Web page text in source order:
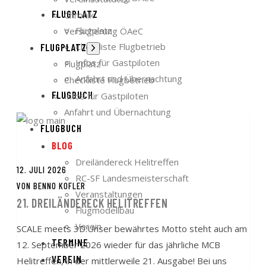
FLUGPLATZ
Flugplatz
Checkliste Flugbetrieb
Infos für Gastpiloten
Anfahrt und Übernachtung
FLUGBUCH
BLOG
Dreiländereck Helitreffen
RC-SF Landesmeisterschaft
Veranstaltungen
Flugmodellbau
Verein
TERMINE
VEREIN
Chronik
Versicherung ÖAeC
FLUGPLATZ Untermenü
anzeigen
Flugplatz
Checkliste Flugbetrieb
Infos für Gastpiloten
Anfahrt und Übernachtung
FLUGBUCH
12. JULI 2026
VON BENNO KOFLER
21. DREILÄNDERECK HELITREFFEN
SCALE meets 3D:Unser bewährtes Motto steht auch am
12. September 2026 wieder für das jährliche MCB
Helitreffen, in der mittlerweile 21. Ausgabe! Bei uns